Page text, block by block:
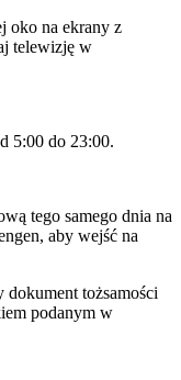
oko na ekrany z
telewizję w
5:00 do 23:00.
tego samego dnia na
aby wejść na
tożsamości
podanym w